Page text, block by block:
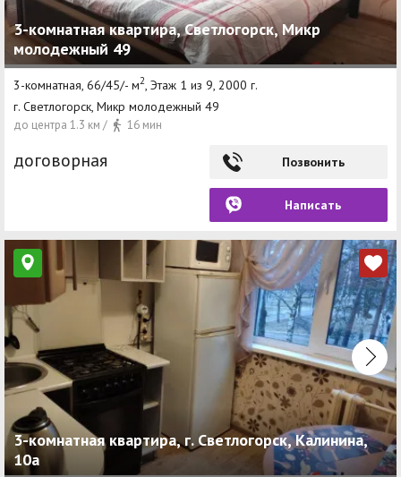
3-комнатная квартира, Светлогорск, Микр
молодежный 49
3-комнатная, 66/45/- м2, Этаж 1 из 9, 2000 г.
г. Светлогорск, Микр молодежный 49
до центра 1.3 км / 16 мин
договорная Позвонить
Написать
3-комнатная квартира, г. Светлогорск, Калинина,
10а